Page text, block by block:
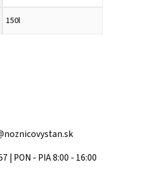
150l
noznicovystan.sk
| PON - PIA 8:00 - 16:00